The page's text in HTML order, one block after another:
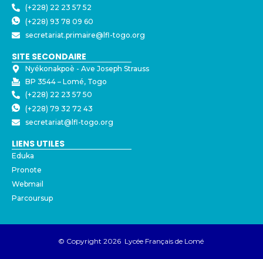
(+228) 22 23 57 52
(+228) 93 78 09 60
secretariat.primaire@lfl-togo.org
SITE SECONDAIRE
Nyékonakpoè - ⁠Ave Joseph Strauss
BP 3544 – Lomé, Togo
(+228) 22 23 57 50
(+228) 79 32 72 43
secretariat@lfl-togo.org
LIENS UTILES
Eduka
Pronote
Webmail
Parcoursup
© Copyright 2026 Lycée Français de Lomé